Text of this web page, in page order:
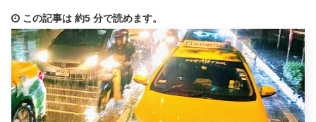
この記事は 約5 分で読めます。